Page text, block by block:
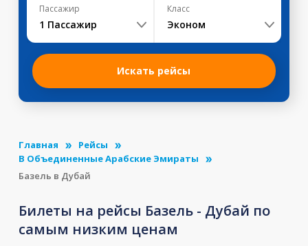
Пассажир
1 Пассажир
Класс
Эконом
Искать рейсы
Главная
Рейсы
В Объединенные Арабские Эмираты
Базель в Дубай
Билеты на рейсы Базель - Дубай по
самым низким ценам